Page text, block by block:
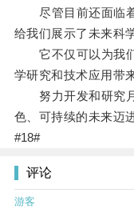
尽管目前还面临着
给我们展示了未来科
它不仅可以为我们
学研究和技术应用带
努力开发和研究月
色、可持续的未来迈进
#18#
评论
游客